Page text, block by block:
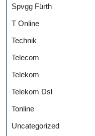
Spvgg Fürth
T Online
Technik
Telecom
Telekom
Telekom Dsl
Tonline
Uncategorized